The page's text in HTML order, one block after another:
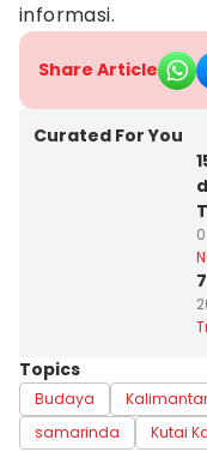
informasi.
Share Article
Curated For You
Topics
Budaya
samarinda
Kutai